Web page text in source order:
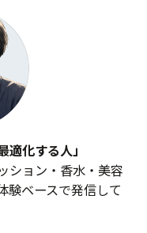
化する人」
ション・香水・美容
験ベースで発信して